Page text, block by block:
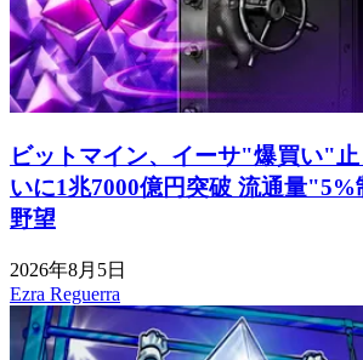
ビットマイン、イーサ"爆買い"
いに1兆7000億円突破 流通量
野望
2026年8月5日
Ezra Reguerra